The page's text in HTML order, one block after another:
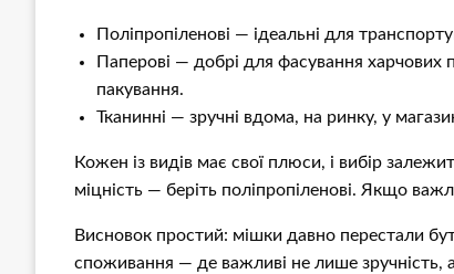
Поліпропіленові — ідеальні для
Паперові — добрі для фасування харчових
пакування.
Тканинні — зручні вдома, на ринку, у
Кожен із видів має свої плюси, і вибір
міцність — беріть поліпропіленові. Якщо
Висновок простий: мішки давно перестали
споживання — де важливі не лише зручність, а